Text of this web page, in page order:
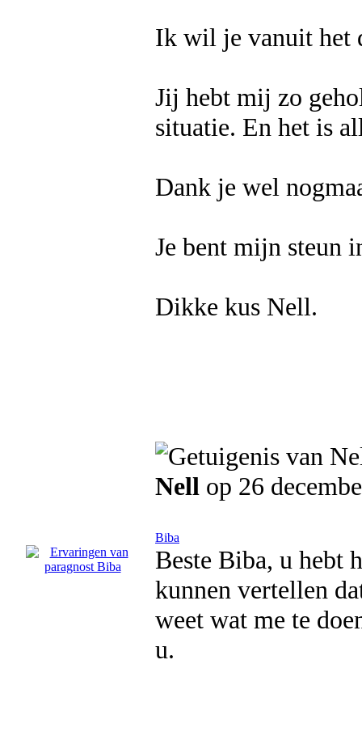
Ik wil je vanuit het
Jij hebt mij zo
situatie. En het is
Dank je wel
Je bent mijn steun
Dikke kus Nell.
Nell op 26
Biba
Beste Biba, u hebt
kunnen vertellen
weet wat me te
u.